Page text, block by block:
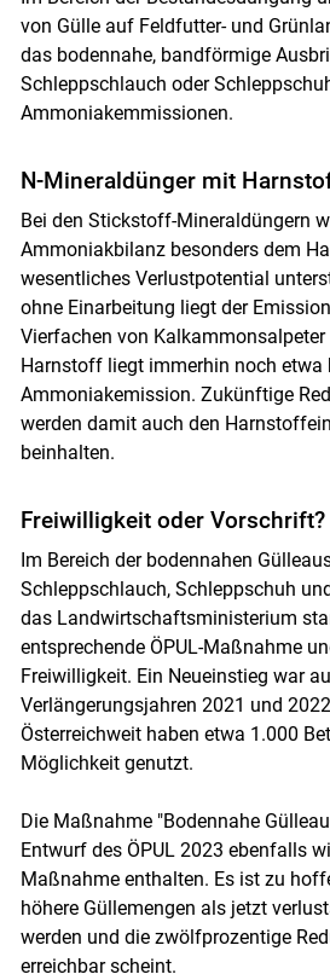
von Gülle auf Feldfutter- und
das bodennahe, bandförmige
Schleppschlauch oder
Ammoniakemmissionen.
N-Mineraldünger mit
Bei den Stickstoff-Mineraldüngern
Ammoniakbilanz besonders dem
wesentliches Verlustpotential
ohne Einarbeitung liegt der
Vierfachen von Kalkammonsalpeter
Harnstoff liegt immerhin noch etwa
Ammoniakemission. Zukünftige
werden damit auch den
beinhalten.
Freiwilligkeit oder Vorschrift?
Im Bereich der bodennahen
Schleppschlauch, Schleppschuh
das Landwirtschaftsministerium
entsprechende ÖPUL-Maßnahme
Freiwilligkeit. Ein Neueinstieg war
Verlängerungsjahren 2021 und
Österreichweit haben etwa 1.000
Möglichkeit genutzt.
Die Maßnahme "Bodennahe
Entwurf des ÖPUL 2023 ebenfalls
Maßnahme enthalten. Es ist zu
höhere Güllemengen als jetzt
werden und die zwölfprozentige
erreichbar scheint.